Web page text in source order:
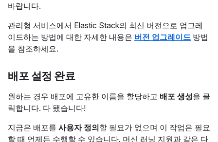
바랍니다.
관리형 서비스에서 Elastic Stack의 최신 버전으로 업그레
이드하는 방법에 대한 자세한 내용은 버전 업그레이드 방법
을 참조하세요.
배포 설정 완료
원하는 경우 배포에 고유한 이름을 할당하고 배포 생성을 클
릭합니다. 다 됐습니다!
지금은 배포를 사용자 정의할 필요가 없으며 이 작업은 필요
할 때 언제든 수행할 수 있습니다. 머신 러닝 지원과 같은 다